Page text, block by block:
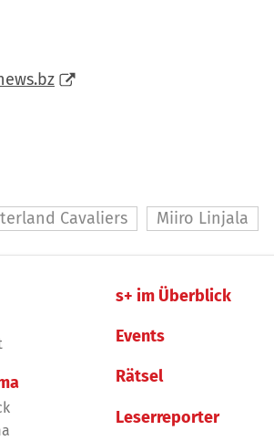
Cavaliers Miiro Linjala
s+ im Überblick
Events
Rätsel
Leserreporter